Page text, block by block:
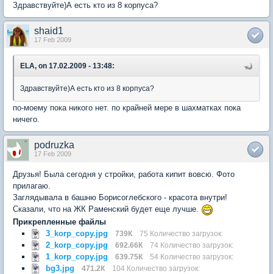
Здравствуйте)А есть кто из 8 корпуса?
shaid1
17 Feb 2009
ELA, on 17.02.2009 - 13:48:
Здравствуйте)А есть кто из 8 корпуса?
по-моему пока никого нет. по крайней мере в шахматках пока
ничего.
podruzka
17 Feb 2009
Друзья! Была сегодня у стройки, работа кипит вовсю. Фото
прилагаю.
Заглядывала в башню Борисоглебского - красота внутри!
Сказали, что на ЖК Раменский будет еще лучше.
Прикрепленные файлы
3_korp_copy.jpg
739К 75 Количество загрузок:
2_korp_copy.jpg 692.66К 74 Количество загрузок:
1_korp_copy.jpg 639.75К 54 Количество загрузок:
bg3.jpg 471.2К 104 Количество загрузок: